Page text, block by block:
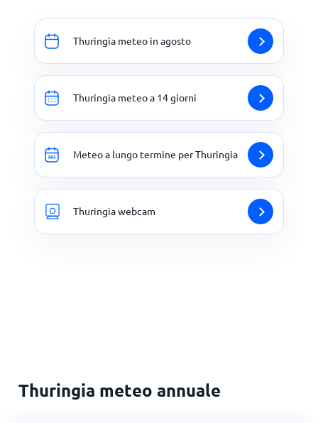
Thuringia meteo in agosto
Thuringia meteo a 14 giorni
Meteo a lungo termine per Thuringia
Thuringia webcam
Thuringia meteo annuale